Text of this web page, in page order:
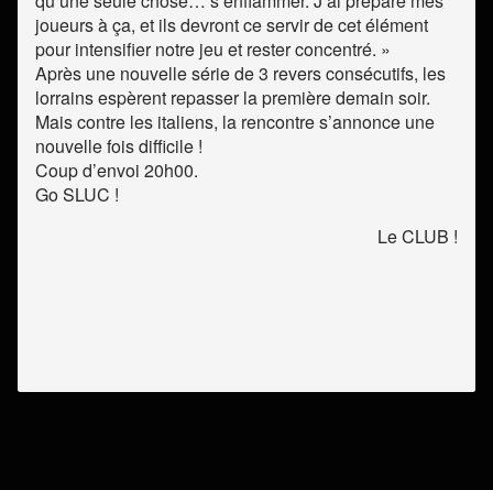
joueurs à ça, et ils devront ce servir de cet élément
pour intensifier notre jeu et rester concentré. »
Après une nouvelle série de 3 revers consécutifs, les
lorrains espèrent repasser la première demain soir.
Mais contre les italiens, la rencontre s’annonce une
nouvelle fois difficile !
Coup d’envoi 20h00.
Go SLUC !
Le CLUB !